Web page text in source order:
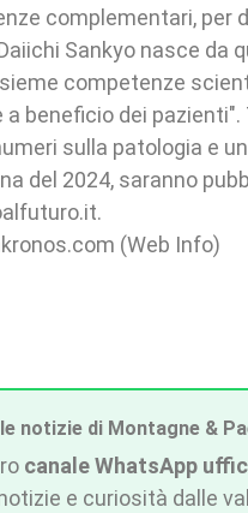
complementari, per
Sankyo nasce da
competenze
a beneficio dei
sulla patologia e
del 2024, saranno
(Web Info)
notizie di Montagne &
canale WhatsApp
e curiosità dalle